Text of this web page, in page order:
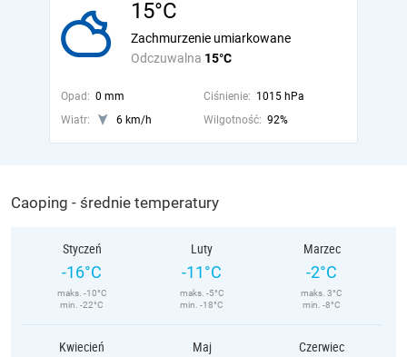
15°C
Odczuwalna 15°C
Zachmurzenie umiarkowane
Opad: 0 mm Ciśnienie: 1015 hPa
Wiatr:
6 km/h Wilgotność: 92%
Caoping - średnie temperatury
Styczeń
-16°C
maks. -10°C
min. -22°C
Luty
-11°C
maks. -5°C
min. -18°C
Marzec
-2°C
maks. 3°C
min. -8°C
Kwiecień Maj Czerwiec